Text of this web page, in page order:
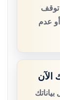
توقف
عدم
الآن